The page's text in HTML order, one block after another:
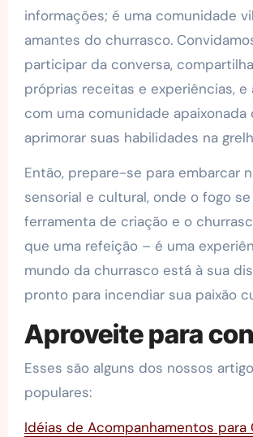
informações; é uma comunidade
amantes do churrasco.
participar da conversa,
próprias receitas e experiências, e
com uma comunidade apaixonada
aprimorar suas habilidades na
Então, prepare-se para embarcar
sensorial e cultural, onde o fogo
ferramenta de criação e o
que uma refeição – é uma
mundo da churrasco está à sua
pronto para incendiar sua paixão
Aproveite para
Esses são alguns dos nossos
populares:
Idéias de Acompanhamentos para